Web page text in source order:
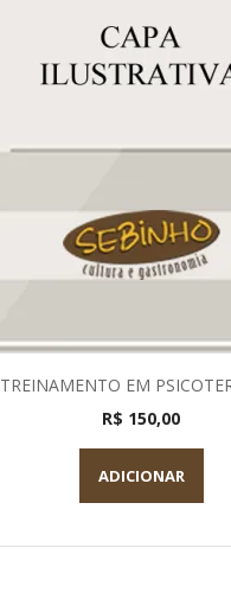
TREINAMENTO EM
R$ 150,00
ADICIONAR